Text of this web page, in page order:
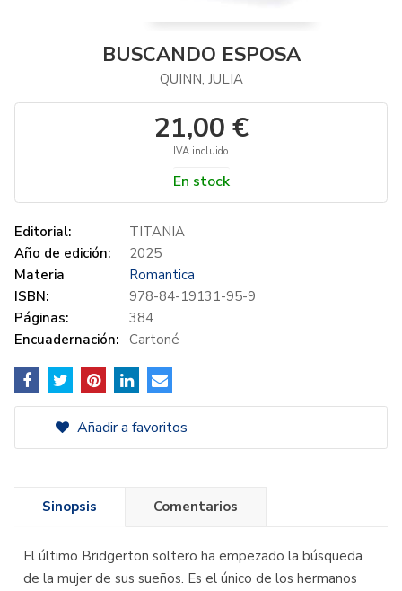
BUSCANDO ESPOSA
QUINN, JULIA
21,00 €
IVA incluido
En stock
Editorial:
TITANIA
Año de edición:
2025
Materia
Romantica
ISBN:
978-84-19131-95-9
Páginas:
384
Encuadernación: Cartoné
Añadir a favoritos
Sinopsis Comentarios
El último Bridgerton soltero ha empezado la búsqueda
de la mujer de sus sueños. Es el único de los hermanos